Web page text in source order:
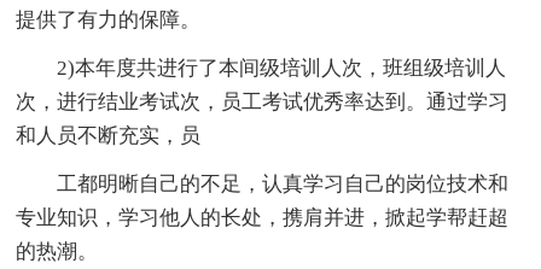
提供了有力的保障。
2)本年度共进行了本间级培训人次，班组级培训人
次，进行结业考试次，员工考试优秀率达到。通过学习
和人员不断充实，员
工都明晰自己的不足，认真学习自己的岗位技术和
专业知识，学习他人的长处，携肩并进，掀起学帮赶超
的热潮。